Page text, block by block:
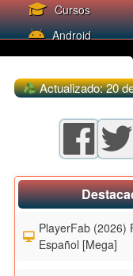
Cursos
Android
Actualizado: 20
PlayerFab (2026)
Español [Mega]